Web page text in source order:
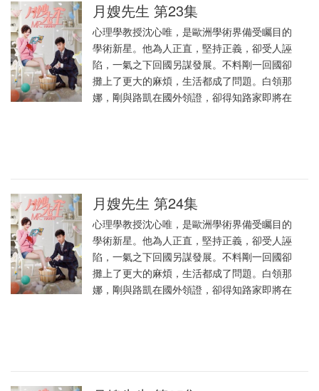
月嫂先生 第23集
心理學教授沈心唯，是歐洲學術界備受矚目的
學術新星。他為人正直，堅持正義，卻受人誣
陷，一氣之下回國另謀發展。不料剛一回國卻
攤上了更大的麻煩，生活都成了問題。白領那
娜，剛與路凱在國外領證，卻得知路家即將在
月嫂先生 第24集
心理學教授沈心唯，是歐洲學術界備受矚目的
學術新星。他為人正直，堅持正義，卻受人誣
陷，一氣之下回國另謀發展。不料剛一回國卻
攤上了更大的麻煩，生活都成了問題。白領那
娜，剛與路凱在國外領證，卻得知路家即將在